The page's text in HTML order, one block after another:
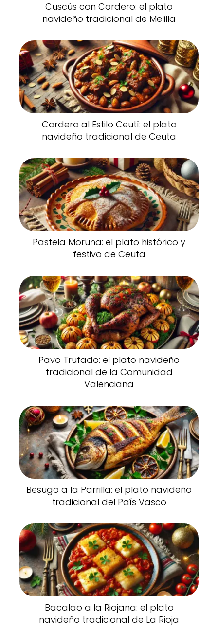
Cuscús con Cordero: el plato
navideño tradicional de Melilla
Cordero al Estilo Ceutí: el plato
navideño tradicional de Ceuta
Pastela Moruna: el plato histórico y
festivo de Ceuta
Pavo Trufado: el plato navideño
tradicional de la Comunidad
Valenciana
Besugo a la Parrilla: el plato navideño
tradicional del País Vasco
Bacalao a la Riojana: el plato
navideño tradicional de La Rioja